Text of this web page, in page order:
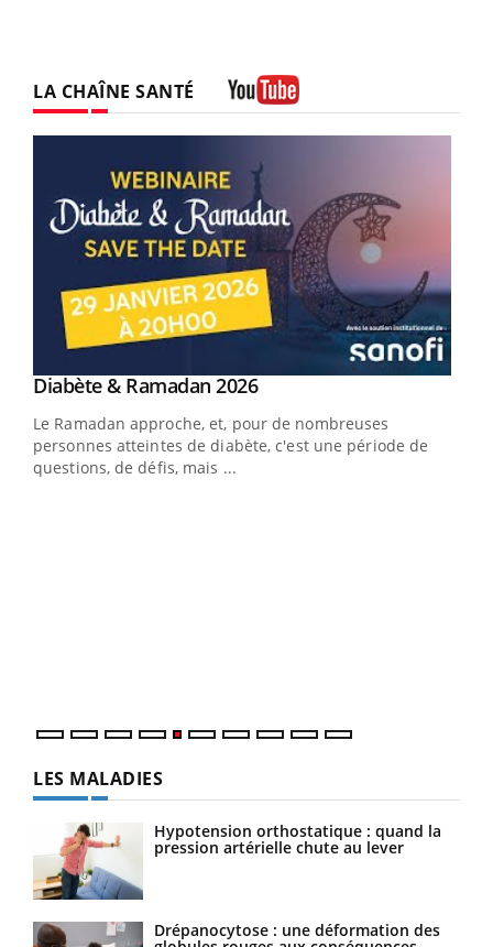
LA CHAÎNE SANTÉ
Youtube
Diabète & Ramadan 2026Youtube
Le Ramadan approche, et, pour de nombreuses
personnes atteintes de diabète, c'est une période de
questions, de défis, mais ...
LES MALADIES
Hypotension orthostatique : quand la
pression artérielle chute au lever
Drépanocytose : une déformation des